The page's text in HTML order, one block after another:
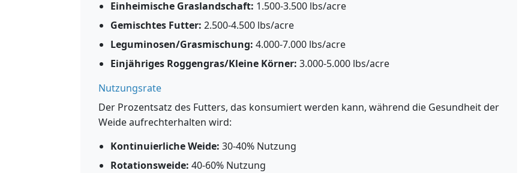
Einheimische Graslandschaft: 1.500-3.500 lbs/acre
Gemischtes Futter: 2.500-4.500 lbs/acre
Leguminosen/Grasmischung: 4.000-7.000 lbs/acre
Einjähriges Roggengras/Kleine Körner: 3.000-5.000 lbs/acre
Nutzungsrate
Der Prozentsatz des Futters, das konsumiert werden kann, während die Gesundheit der
Weide aufrechterhalten wird:
Kontinuierliche Weide: 30-40% Nutzung
Rotationsweide: 40-60% Nutzung